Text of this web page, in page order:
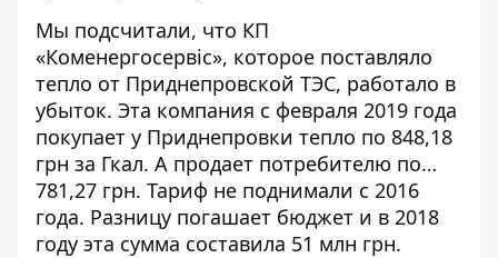
Мы подсчитали, что КП
«Коменергосервіс», которое поставляло
тепло от Приднепровской ТЭС, работало в
убыток. Эта компания с февраля 2019 года
покупает у Приднепровки тепло по 848,18
грн за Гкал. А продает потребителю по…
781,27 грн. Тариф не поднимали с 2016
года. Разницу погашает бюджет и в 2018
году эта сумма составила 51 млн грн.